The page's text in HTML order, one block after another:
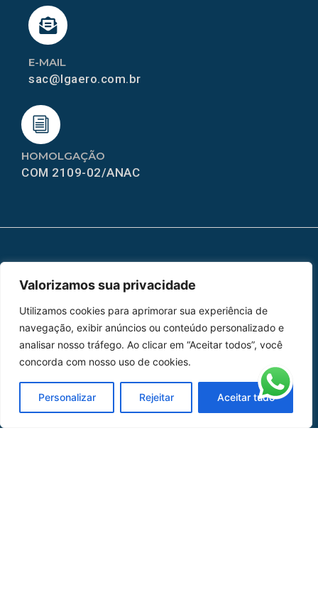
Valorizamos sua privacidade
Utilizamos cookies para aprimorar sua experiência de
navegação, exibir anúncios ou conteúdo personalizado e
analisar nosso tráfego. Ao clicar em “Aceitar todos”, você
concorda com nosso uso de cookies.
Personalizar Rejeitar Aceitar tudo
HOMOLGAÇÃO
COM 2109-02/ANAC
E-MAIL
sac@lgaero.com.br
Peças
Catálogo de Aplicações
Oficina de Mangueiras